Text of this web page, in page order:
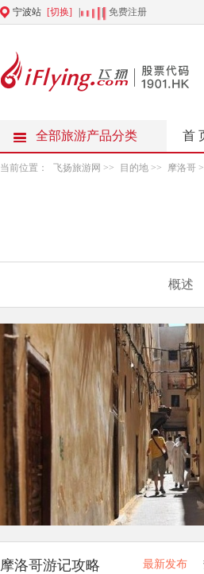
宁波站 [切换] | 免费注册
全部旅游产品分类 首
当前位置： 飞扬旅游网 >> 目的地 >> 摩洛哥
概述
摩洛哥游记攻略 最新发布